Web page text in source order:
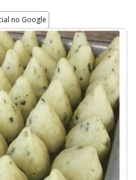
no Google